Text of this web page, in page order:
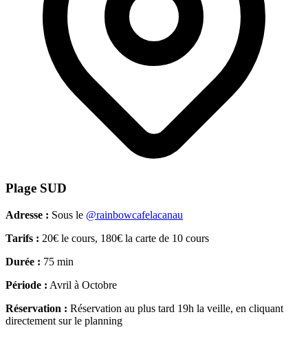
Plage SUD
Adresse : Sous le @rainbowcafelacanau
Tarifs : 20€ le cours, 180€ la carte de 10 cours
Durée : 75 min
Période : Avril à Octobre
Réservation : Réservation au plus tard 19h la veille, en cliquant
directement sur le planning